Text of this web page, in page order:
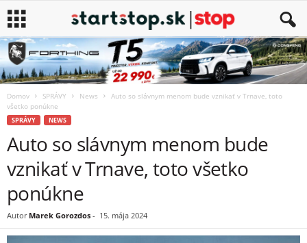
Domov SPRÁVY News
Auto so slávnym menom bude vznikať v Trnave, toto
všetko ponúkne
SPRÁVY NEWS
Auto so slávnym menom bude
vznikať v Trnave, toto všetko
ponúkne
Autor Marek Gorozdos - 15. mája 2024